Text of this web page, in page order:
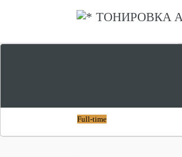
ТОНИРОВКА
Full-time